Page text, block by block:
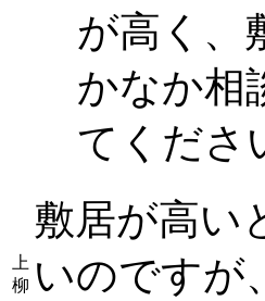
が高く、
かなか相
てくださ
上
柳
敷居が高い
いのですが